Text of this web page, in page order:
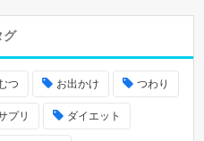
グ
つ お出かけ つわり
プリ ダイエット